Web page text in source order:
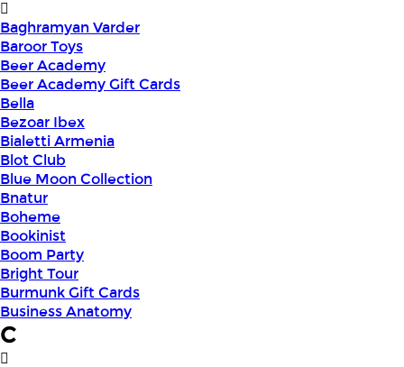
Baghramyan Varder
Baroor Toys
Beer Academy
Beer Academy Gift Cards
Bella
Bezoar Ibex
Bialetti Armenia
Blot Club
Blue Moon Collection
Bnatur
Boheme
Bookinist
Boom Party
Bright Tour
Burmunk Gift Cards
Business Anatomy
C